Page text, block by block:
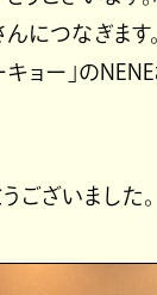
につなぎます
キョー」の
ございました。